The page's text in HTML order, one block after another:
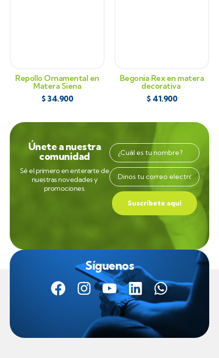
Repollo Ornamental en
Matera Siena
$ 34.900
Begonia Rex en matera
decorativa
$ 41.900
Únete a nuestra
comunidad
Sé el primero en enterarte de
nuestras novedades y
promociones.
Suscríbete aquí
Síguenos